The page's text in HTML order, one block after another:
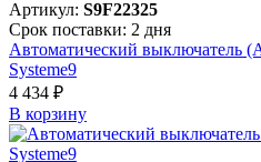
Артикул: S9F22325
Срок поставки: 2 дня
Автоматический выключатель
Systeme9
4 434 ₽
В корзинy